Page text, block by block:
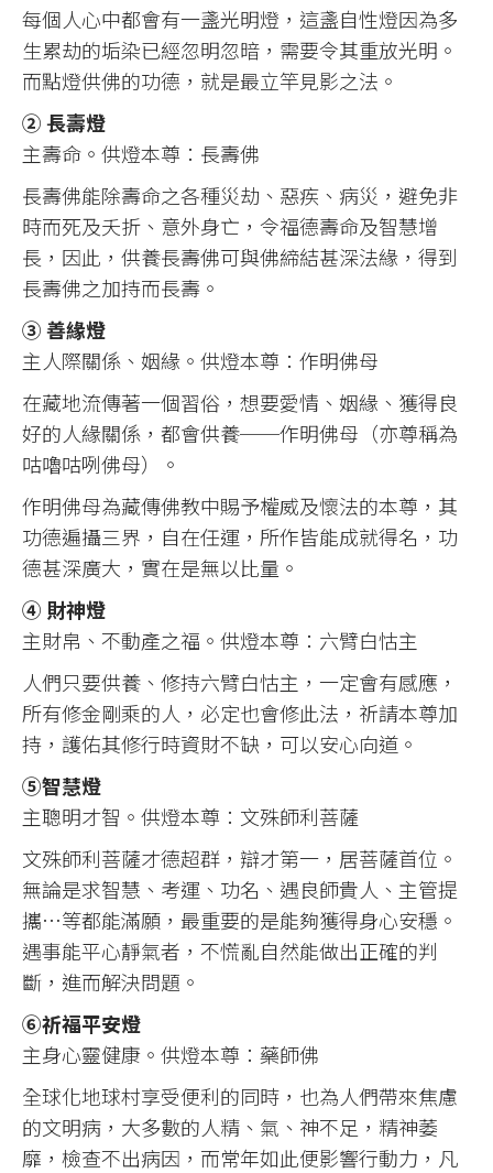
每個人心中都會有一盞光明燈，這盞自性燈因為多
生累劫的垢染已經忽明忽暗，需要令其重放光明。
而點燈供佛的功德，就是最立竿見影之法。
② 長壽燈
主壽命。供燈本尊：長壽佛
長壽佛能除壽命之各種災劫、惡疾、病災，避免非
時而死及夭折、意外身亡，令福德壽命及智慧增
長，因此，供養長壽佛可與佛締結甚深法緣，得到
長壽佛之加持而長壽。
③ 善緣燈
主人際關係、姻緣。供燈本尊：作明佛母
在藏地流傳著一個習俗，想要愛情、姻緣、獲得良
好的人緣關係，都會供養──作明佛母（亦尊稱為
咕嚕咕咧佛母）。
作明佛母為藏傳佛教中賜予權威及懷法的本尊，其
功德遍攝三界，自在任運，所作皆能成就得名，功
德甚深廣大，實在是無以比量。
④ 財神燈
主財帛、不動產之福。供燈本尊：六臂白怙主
人們只要供養、修持六臂白怙主，一定會有感應，
所有修金剛乘的人，必定也會修此法，祈請本尊加
持，護佑其修行時資財不缺，可以安心向道。
⑤智慧燈
主聰明才智。供燈本尊：文殊師利菩薩
文殊師利菩薩才德超群，辯才第一，居菩薩首位。
無論是求智慧、考運、功名、遇良師貴人、主管提
攜…等都能滿願，最重要的是能夠獲得身心安穩。
遇事能平心靜氣者，不慌亂自然能做出正確的判
斷，進而解決問題。
⑥祈福平安燈
主身心靈健康。供燈本尊：藥師佛
全球化地球村享受便利的同時，也為人們帶來焦慮
的文明病，大多數的人精、氣、神不足，精神萎
靡，檢查不出病因，而常年如此便影響行動力，凡